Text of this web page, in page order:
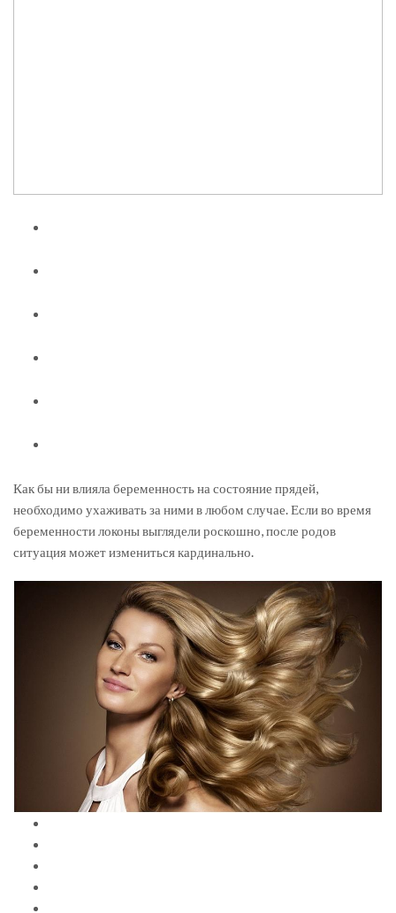
Как бы ни влияла беременность на состояние прядей,
необходимо ухаживать за ними в любом случае. Если во время
беременности локоны выглядели роскошно, после родов
ситуация может измениться кардинально.